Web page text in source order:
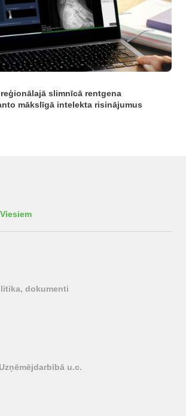
slimnīcā rentgena
mākslīgā intelekta risinājumus
Viesiem
dokumenti
u.c.